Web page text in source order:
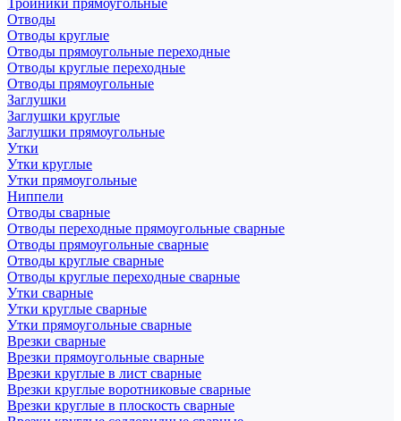
Тройники прямоугольные
Отводы
Отводы круглые
Отводы прямоугольные переходные
Отводы круглые переходные
Отводы прямоугольные
Заглушки
Заглушки круглые
Заглушки прямоугольные
Утки
Утки круглые
Утки прямоугольные
Ниппели
Отводы сварные
Отводы переходные прямоугольные сварные
Отводы прямоугольные сварные
Отводы круглые сварные
Отводы круглые переходные сварные
Утки сварные
Утки круглые сварные
Утки прямоугольные сварные
Врезки сварные
Врезки прямоугольные сварные
Врезки круглые в лист сварные
Врезки круглые воротниковые сварные
Врезки круглые в плоскость сварные